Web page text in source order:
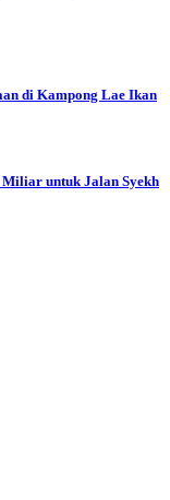
di Kampong Lae Ikan
Miliar untuk Jalan Syekh